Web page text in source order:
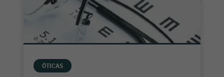
ÓTICAS